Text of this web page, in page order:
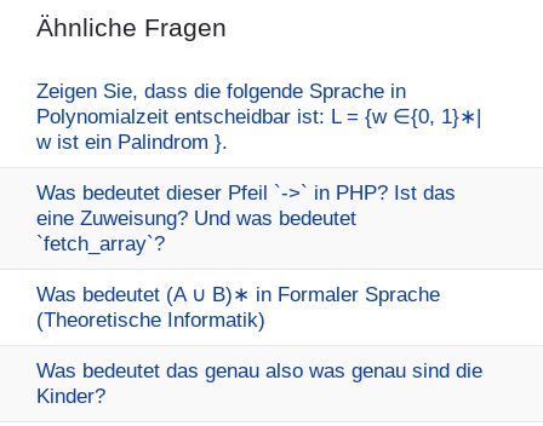
Ähnliche Fragen
Zeigen Sie, dass die folgende Sprache in
Polynomialzeit entscheidbar ist: L = {w ∈{0, 1}∗|
w ist ein Palindrom }.
Was bedeutet dieser Pfeil `->` in PHP? Ist das
eine Zuweisung? Und was bedeutet
`fetch_array`?
Was bedeutet (A ∪ B)∗ in Formaler Sprache
(Theoretische Informatik)
Was bedeutet das genau also was genau sind die
Kinder?